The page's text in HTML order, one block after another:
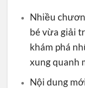
Nhiều
bé vừa giải
khám phá
xung quanh
Nội dung